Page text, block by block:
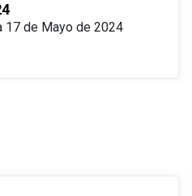
17 de Mayo de 2024